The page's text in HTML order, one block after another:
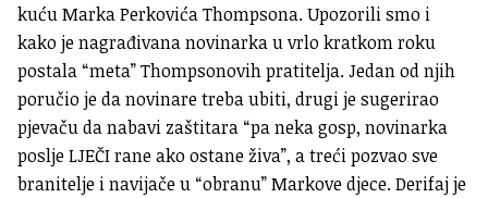
kuću Marka Perkovića Thompsona. Upozorili smo i
kako je nagrađivana novinarka u vrlo kratkom roku
postala “meta” Thompsonovih pratitelja. Jedan od njih
poručio je da novinare treba ubiti, drugi je sugerirao
pjevaču da nabavi zaštitara “pa neka gosp, novinarka
poslje LJEČI rane ako ostane živa”, a treći pozvao sve
branitelje i navijače u “obranu” Markove djece. Derifaj je